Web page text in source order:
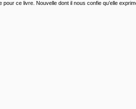
ce livre. Nouvelle dont il nous confie qu’elle